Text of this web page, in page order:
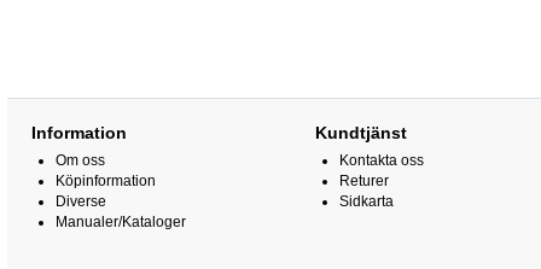
Information
Om oss
Köpinformation
Diverse
Manualer/Kataloger
Kundtjänst
Kontakta oss
Returer
Sidkarta